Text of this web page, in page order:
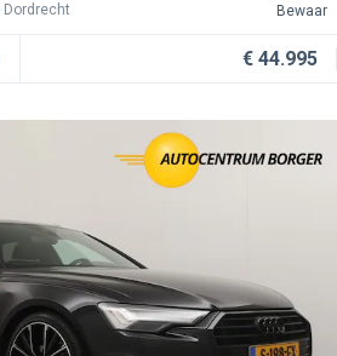
Dordrecht Bewaar
€ 44.995